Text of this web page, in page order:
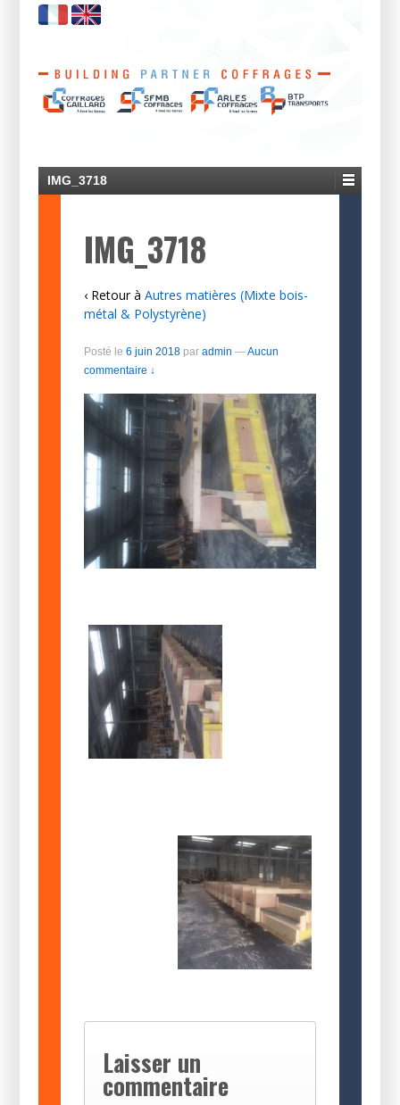
IMG_3718
IMG_3718
‹ Retour à Autres matières (Mixte bois-
métal & Polystyrène)
Posté le 6 juin 2018par admin —Aucun
commentaire ↓
Laisser un
commentaire